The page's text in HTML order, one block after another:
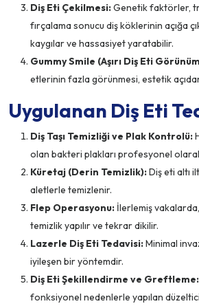
Diş Eti Çekilmesi:Genetik faktörler,
fırçalama sonucu diş köklerinin açığa
kaygılar ve hassasiyet yaratabilir.
Gummy Smile (Aşırı Diş Eti
etlerinin fazla görünmesi, estetik
Uygulanan Diş Eti
Diş Taşı Temizliği ve Plak Kontrolü:
olan bakteri plakları profesyonel
Küretaj (Derin Temizlik):Diş eti altı
aletlerle temizlenir.
Flep Operasyonu: İlerlemiş
temizlik yapılır ve tekrar dikilir.
Lazerle Diş Eti Tedavisi:Minimal
iyileşen bir yöntemdir.
Diş Eti Şekillendirme ve Greftleme:
fonksiyonel nedenlerle yapılan